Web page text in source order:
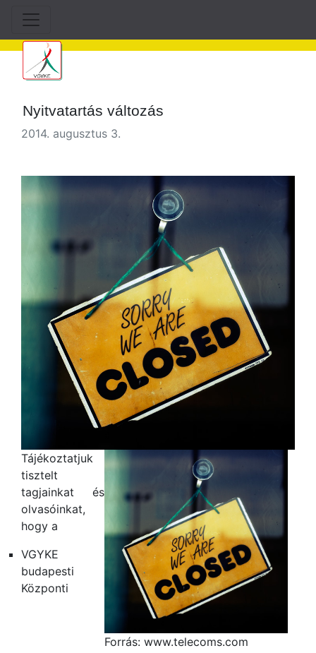
Nyitvatartás változás
2014. augusztus 3.
Forrás: www.telecoms.com
Tájékoztatjuk
tisztelt
tagjainkat és
olvasóinkat,
hogy a
VGYKE
budapesti
Központi